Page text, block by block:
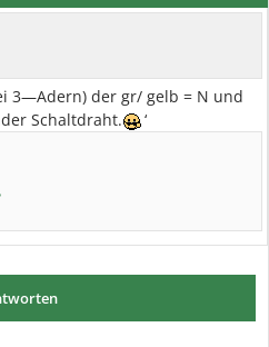
3—Adern) der gr/ gelb = N und
Schaltdraht.
‘